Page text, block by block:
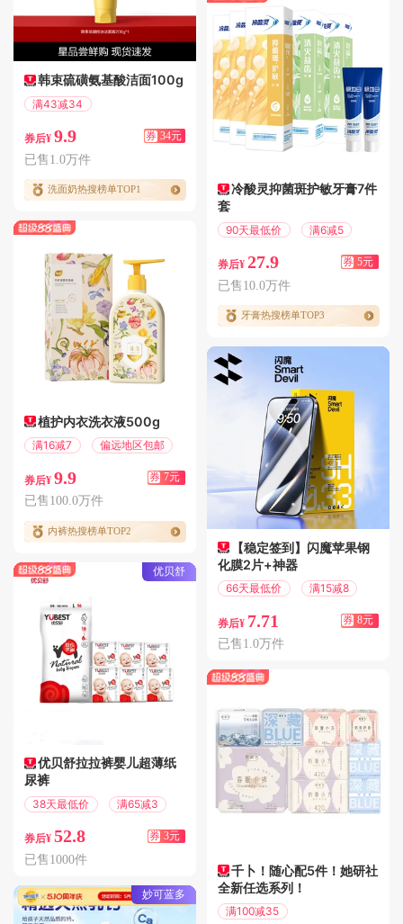
韩束硫磺氨基酸洁面100g
满43减34
券后¥ 9.9 券 34元
已售1.0万件
洗面奶热搜榜单TOP1
植护内衣洗衣液500g
满16减7 偏远地区包邮
券后¥ 9.9 券 7元
已售100.0万件
内裤热搜榜单TOP2
优贝舒
优贝舒拉拉裤婴儿超薄纸
尿裤
38天最低价 满65减3
券后¥ 52.8 券 3元
已售1000件
妙可蓝多
冷酸灵抑菌斑护敏牙膏7件
套
90天最低价 满6减5
券后¥ 27.9 券 5元
已售10.0万件
牙膏热搜榜单TOP3
【稳定签到】闪魔苹果钢
化膜2片+神器
66天最低价 满15减8
券后¥ 7.71 券 8元
已售1.0万件
千卜！随心配5件！她研社
全新任选系列！
满100减35